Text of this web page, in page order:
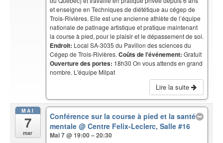
et enseigne en Techniques de diététique au cégep de
Trois-Rivières. Elle est une ancienne athlète de l’équipe
nationale de patinage artistique et pratique maintenant
la course à pied, pour le plaisir et le dépassement de soi.
Endroit: Local SA-3035 du Pavillon des sciences du
Cégep de Trois-Rivières.Coûts de l'événement:Gratuit
Ouverture des portes: 18h30 On vous attends en grand
nombre. L'équipe Milpat
Lire la suite
MAI
7
mar
Conférence sur la course à pied et la santé
mentale@ Centre Felix-Leclerc, Salle #16
Mai 7 @ 19:00 – 20:30